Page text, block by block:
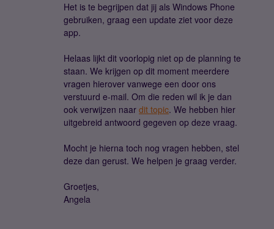
Het is te begrijpen dat jij als Windows Phone
gebruiken, graag een update ziet voor deze
app.
Helaas lijkt dit voorlopig niet op de planning te
staan. We krijgen op dit moment meerdere
vragen hierover vanwege een door ons
verstuurd e-mail. Om die reden wil ik je dan
ook verwijzen naar dit topic. We hebben hier
uitgebreid antwoord gegeven op deze vraag.
Mocht je hierna toch nog vragen hebben, stel
deze dan gerust. We helpen je graag verder.
Groetjes,
Angela